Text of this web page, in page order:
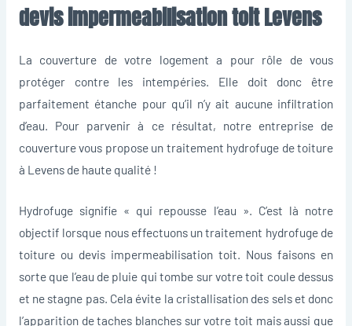
devis impermeabilisation toit Levens
La couverture de votre logement a pour rôle de vous
protéger contre les intempéries. Elle doit donc être
parfaitement étanche pour qu’il n’y ait aucune infiltration
d’eau. Pour parvenir à ce résultat, notre entreprise de
couverture vous propose un traitement hydrofuge de toiture
à Levens de haute qualité !
Hydrofuge signifie « qui repousse l’eau ». C’est là notre
objectif lorsque nous effectuons un traitement hydrofuge de
toiture ou devis impermeabilisation toit. Nous faisons en
sorte que l’eau de pluie qui tombe sur votre toit coule dessus
et ne stagne pas. Cela évite la cristallisation des sels et donc
l’apparition de taches blanches sur votre toit mais aussi que